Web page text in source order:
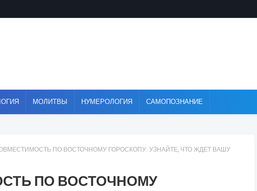
МОЛИТВЫ НУМЕРОЛОГИЯ САМОПОЗНАНИЕ
ПО ВОСТОЧНОМУ ГОРОСКОПУ: УЗНАЙТЕ, ЧТО ЖДЕТ ВАШУ
ПО ВОСТОЧНОМУ